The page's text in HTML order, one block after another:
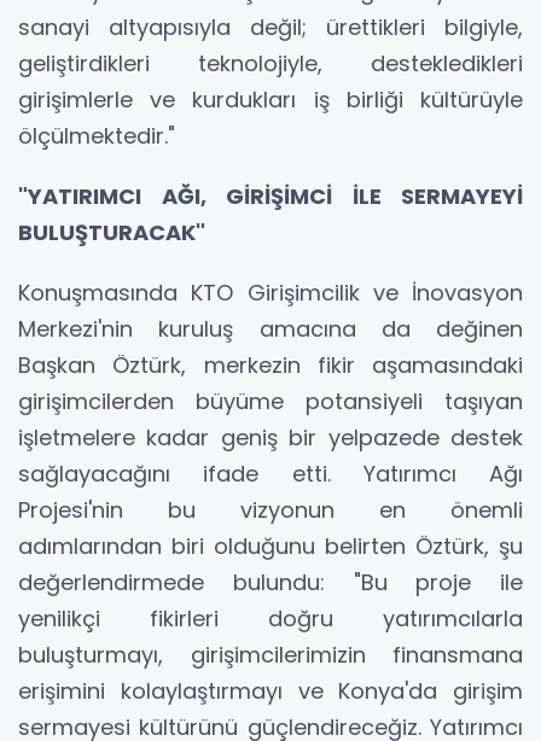
sanayi altyapısıyla değil; ürettikleri bilgiyle,
geliştirdikleri teknolojiyle, destekledikleri
girişimlerle ve kurdukları iş birliği kültürüyle
ölçülmektedir."
"YATIRIMCI AĞI, GİRİŞİMCİ İLE SERMAYEYİ
BULUŞTURACAK"
Konuşmasında KTO Girişimcilik ve İnovasyon
Merkezi'nin kuruluş amacına da değinen
Başkan Öztürk, merkezin fikir aşamasındaki
girişimcilerden büyüme potansiyeli taşıyan
işletmelere kadar geniş bir yelpazede destek
sağlayacağını ifade etti. Yatırımcı Ağı
Projesi'nin bu vizyonun en önemli
adımlarından biri olduğunu belirten Öztürk, şu
değerlendirmede bulundu: "Bu proje ile
yenilikçi fikirleri doğru yatırımcılarla
buluşturmayı, girişimcilerimizin finansmana
erişimini kolaylaştırmayı ve Konya'da girişim
sermayesi kültürünü güçlendireceğiz. Yatırımcı